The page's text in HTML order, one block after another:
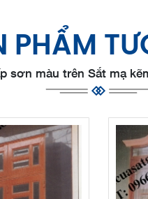
PHẨM
sơn màu trên Sắt mạ